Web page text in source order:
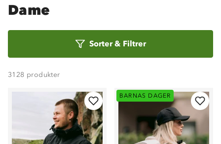
Dame
Sorter& Filtrer
3128 produkter
BARNAS DAGER